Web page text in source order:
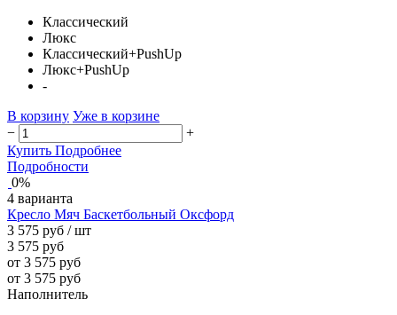
Классический
Люкс
Классический+PushUp
Люкс+PushUp
-
В корзину Уже в корзине
−
+
Купить Подробнее
Подробности
0%
4 варианта
Кресло Мяч Баскетбольный Оксфорд
3 575 руб / шт
3 575 руб
от 3 575 руб
от 3 575 руб
Наполнитель